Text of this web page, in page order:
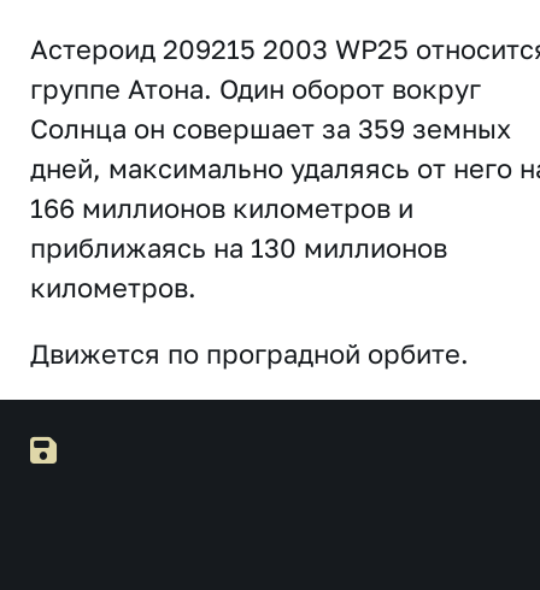
Астероид 209215 2003 WP25
группе Атона. Один оборот вокруг
Солнца он совершает за 359 земных
дней, максимально удаляясь от него
166 миллионов километров и
приближаясь на 130 миллионов
километров.
Движется по проградной орбите.